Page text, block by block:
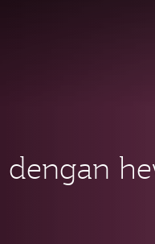
dengan